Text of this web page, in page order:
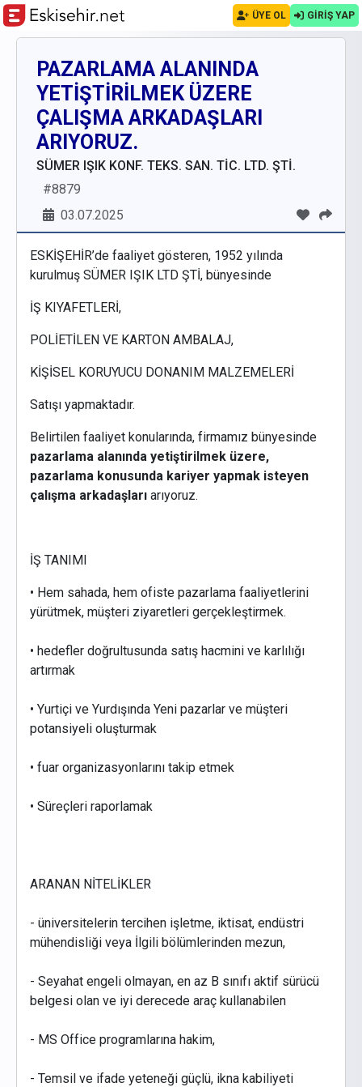
GİRİŞ YAP
ÜYE OL
PAZARLAMA ALANINDA
YETİŞTİRİLMEK ÜZERE
ÇALIŞMA ARKADAŞLARI
ARIYORUZ.
SÜMER IŞIK KONF. TEKS. SAN. TİC. LTD. ŞTİ.
#8879
03.07.2025
ESKİŞEHİR’de faaliyet gösteren, 1952 yılında
kurulmuş SÜMER IŞIK LTD ŞTİ, bünyesinde
İŞ KIYAFETLERİ,
POLİETİLEN VE KARTON AMBALAJ,
KİŞİSEL KORUYUCU DONANIM MALZEMELERİ
Satışı yapmaktadır.
Belirtilen faaliyet konularında, firmamız bünyesinde
pazarlama alanında yetiştirilmek üzere,
pazarlama konusunda kariyer yapmak isteyen
çalışma arkadaşları arıyoruz.
İŞ TANIMI
• Hem sahada, hem ofiste pazarlama faaliyetlerini
yürütmek, müşteri ziyaretleri gerçekleştirmek.
• hedefler doğrultusunda satış hacmini ve karlılığı
artırmak
• Yurtiçi ve Yurdışında Yeni pazarlar ve müşteri
potansiyeli oluşturmak
• fuar organizasyonlarını takip etmek
• Süreçleri raporlamak
ARANAN NİTELİKLER
- üniversitelerin tercihen işletme, iktisat, endüstri
mühendisliği veya İlgili bölümlerinden mezun,
- Seyahat engeli olmayan, en az B sınıfı aktif sürücü
belgesi olan ve iyi derecede araç kullanabilen
- MS Office programlarına hakim,
- Temsil ve ifade yeteneği güçlü, ikna kabiliyeti